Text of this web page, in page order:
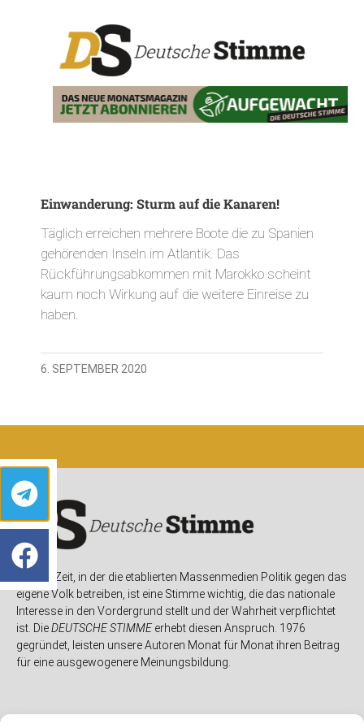
Einwanderung: Sturm auf die Kanaren!
Täglich erreichen mehrere Boote die zu Spanien
gehörenden Inseln im Atlantik. Das
Rückführungsabkommen mit Marokko scheint
kaum noch Wirkung auf die weitere Einreise zu
haben.
6. SEPTEMBER 2020
In einer Zeit, in der die etablierten Massenmedien Politik gegen das
eigene Volk betreiben, ist eine Stimme wichtig, die das nationale
Interesse in den Vordergrund stellt und der Wahrheit verpflichtet
ist. DieDEUTSCHE STIMMEerhebt diesen Anspruch. 1976
gegründet, leisten unsere Autoren Monat für Monat ihren Beitrag
für eine ausgewogenere Meinungsbildung.